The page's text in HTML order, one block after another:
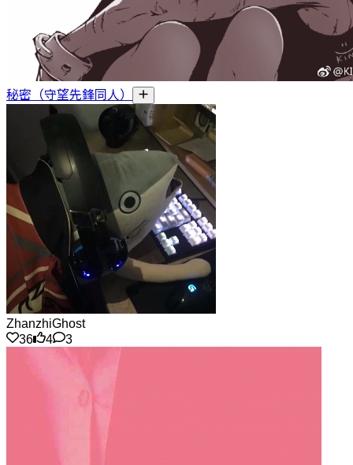
秘密（守望先鋒同人）
ZhanzhiGhost
36
4 3